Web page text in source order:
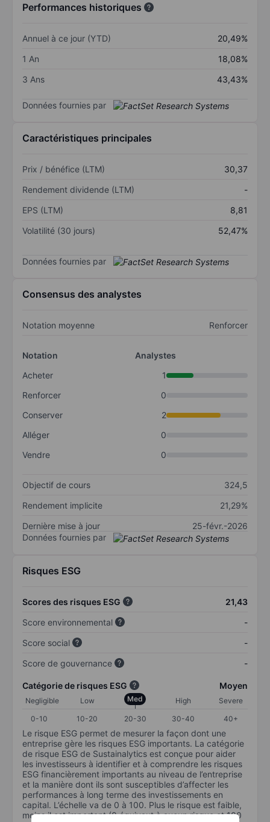
Performances historiques
Annuel à ce jour (YTD)
20,49%
1 An
18,08%
3 Ans
43,43%
Données fournies par
Caractéristiques principales
Prix / bénéfice (LTM)
30,37
Rendement dividende (LTM)
-
EPS (LTM)
8,81
Volatilité (30 jours)
52,47%
Données fournies par
Consensus des analystes
Notation moyenne Renforcer
Notation
Analystes
Acheter
1
Renforcer
0
Conserver
2
Alléger
0
Vendre
0
Objectif de cours
324,5
Rendement implicite
21,29%
Dernière mise à jour
25-févr.-2026
Données fournies par
Risques ESG
Scores des risques ESG
21,43
Score environnemental
-
Score social
-
Score de gouvernance
-
Catégorie de risques ESG Moyen
Negligible Low Med High
Severe
0-10
10-20 20-30 30-40 40+
Le risque ESG permet de mesurer la façon dont une
entreprise gère les risques ESG importants. La catégorie
de risque ESG de Sustainalytics est conçue pour aider
les investisseurs à identifier et à comprendre les risques
ESG financièrement importants au niveau de l’entreprise
et la manière dont ils sont susceptibles d’affecter les
performances à long terme des investissements en
capital. L’échelle va de 0 à 100. Plus le risque est faible,
moins il est important (0 équivaut à aucun risque et 100